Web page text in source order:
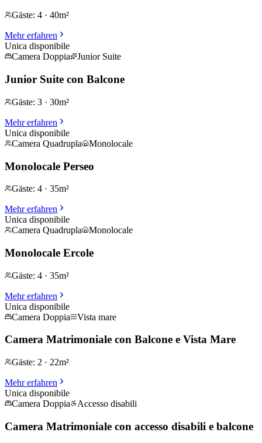
Gäste: 4 · 40m²
Mehr erfahren
Unica disponibile
Camera Doppia
Junior Suite
Junior Suite con Balcone
Gäste: 3 · 30m²
Mehr erfahren
Unica disponibile
Camera Quadrupla
Monolocale
Monolocale Perseo
Gäste: 4 · 35m²
Mehr erfahren
Unica disponibile
Camera Quadrupla
Monolocale
Monolocale Ercole
Gäste: 4 · 35m²
Mehr erfahren
Unica disponibile
Camera Doppia
Vista mare
Camera Matrimoniale con Balcone e Vista Mare
Gäste: 2 · 22m²
Mehr erfahren
Unica disponibile
Camera Doppia
Accesso disabili
Camera Matrimoniale con accesso disabili e balcone